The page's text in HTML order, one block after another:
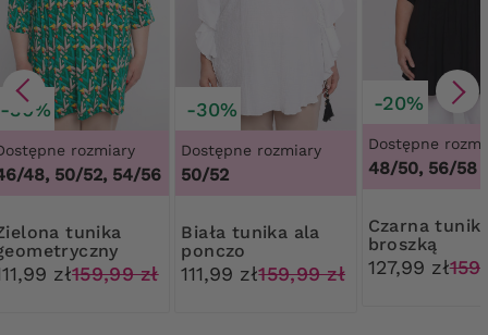
-30%
rozmiary
48, 50/52, 54/56
zł159,99 zł
-30%
Dostępne rozmiary
50/52
Biała tunika ala
ponczo
111,99 zł159,99 zł
-20%
Dostępne
48/50, 56/58
Czarna tunika z
broszką
127,99 zł